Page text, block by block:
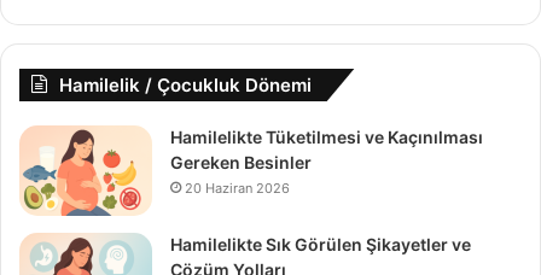
Hamilelik / Çocukluk Dönemi
Hamilelikte Tüketilmesi ve Kaçınılması
Gereken Besinler
20 Haziran 2026
Hamilelikte Sık Görülen Şikayetler ve
Çözüm Yolları